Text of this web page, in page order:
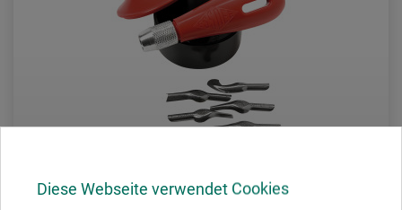
Diese Webseite verwendet Cookies